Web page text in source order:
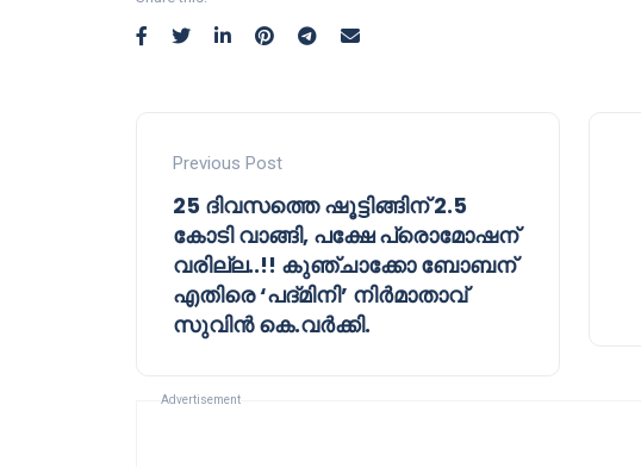
Previous Post
25 ദിവസത്തെ ഷൂട്ടിങ്ങിന് 2.5
കോടി വാങ്ങി, പക്ഷേ പ്രൊമോഷന്
വരില്ല..!! കുഞ്ചാക്കോ ബോബന്
എതിരെ ‘പദ്മിനി’ നിർമാതാവ്
സുവിൻ കെ.വർക്കി.
Advertisement